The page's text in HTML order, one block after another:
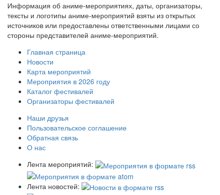
Информация об аниме-мероприятиях, даты, организаторы,
тексты и логотипы аниме-мероприятий взяты из открытых
источников или предоставлены ответственными лицами со
стороны представителей аниме-мероприятий.
Главная страница
Новости
Карта мероприятий
Мероприятия в 2026 году
Каталог фестивалей
Организаторы фестивалей
Наши друзья
Пользовательское соглашение
Обратная связь
О нас
Лента мероприятий:
Лента новостей: